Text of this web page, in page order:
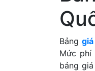
Bảng
Mức phí
bảng